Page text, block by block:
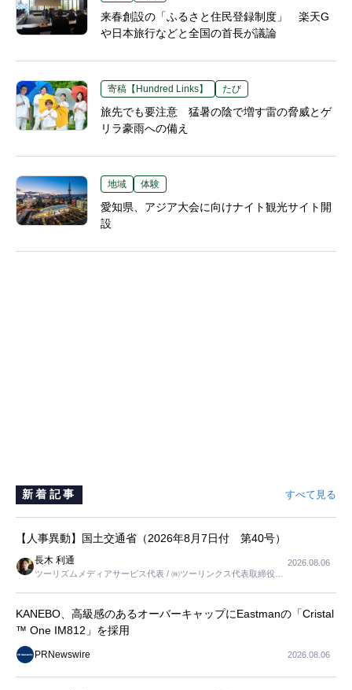
来春創設の「ふるさと住民登録制度」 楽天G
や日本旅行などと全国の首長が議論
寄稿【Hundred Links】 たび
旅先でも要注意 猛暑の陰で増す雷の脅威とゲ
リラ豪雨への備え
地域 体験
愛知県、アジア大会に向けナイト観光サイト開
設
新着記事 すべて見る
【人事異動】国土交通省（2026年8月7日付 第40号）
長木 利通
ツーリズムメディアサービス代表 / ㈱ツーリンクス代表取締役社
2026.08.06
KANEBO、高級感のあるオーバーキャップにEastmanの「Cristal
™ One IM812」を採用
PRNewswire 2026.08.06